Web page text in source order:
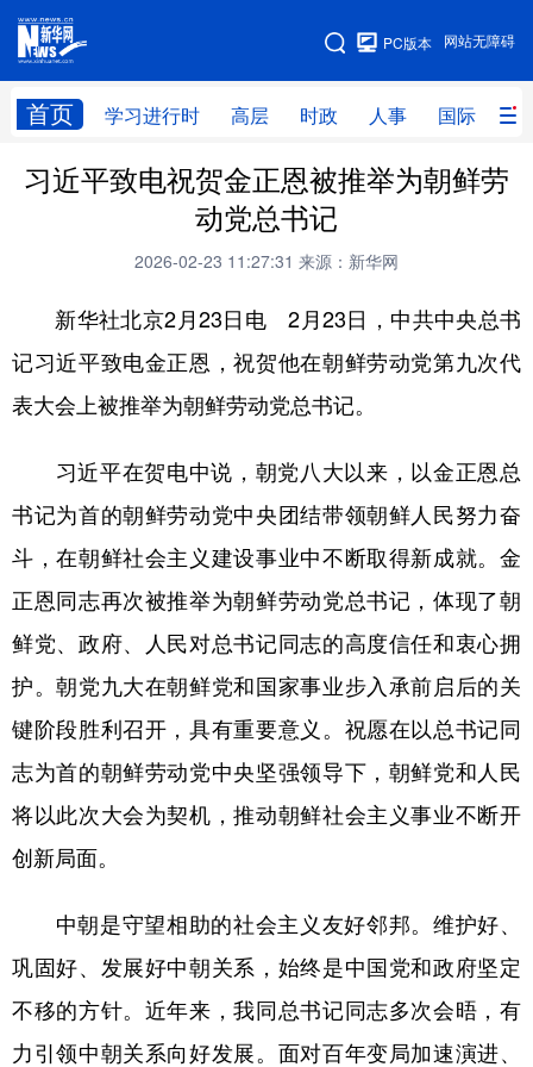
网站无障碍
PC版本
首页 学习进行时 高层 时政 人事 国际 财
网站地图
学习进行时 高层 时政 人事
财经 网评
科技 科创 量子 体育
文化 书画 健康 军事
法律 中央文件 金融 汽车
食品 人居 信息化 数字经济
彩票 娱乐 时尚 悦读
公益 一带一路 亚太网 上市公司
文化产业
地方频道
北京 天津 河北 山西
辽宁 吉林 上海 江苏
浙江 安徽 福建 江西
习近平致电祝贺金正恩被推举为朝鲜劳
动党总书记
2026-02-23 11:27:31 来源：新华网
新华社北京2月23日电 2月23日，中共中央总书
记习近平致电金正恩，祝贺他在朝鲜劳动党第九次代
表大会上被推举为朝鲜劳动党总书记。
习近平在贺电中说，朝党八大以来，以金正恩总
书记为首的朝鲜劳动党中央团结带领朝鲜人民努力奋
斗，在朝鲜社会主义建设事业中不断取得新成就。金
正恩同志再次被推举为朝鲜劳动党总书记，体现了朝
鲜党、政府、人民对总书记同志的高度信任和衷心拥
护。朝党九大在朝鲜党和国家事业步入承前启后的关
键阶段胜利召开，具有重要意义。祝愿在以总书记同
志为首的朝鲜劳动党中央坚强领导下，朝鲜党和人民
将以此次大会为契机，推动朝鲜社会主义事业不断开
创新局面。
中朝是守望相助的社会主义友好邻邦。维护好、
巩固好、发展好中朝关系，始终是中国党和政府坚定
不移的方针。近年来，我同总书记同志多次会晤，有
力引领中朝关系向好发展。面对百年变局加速演进、